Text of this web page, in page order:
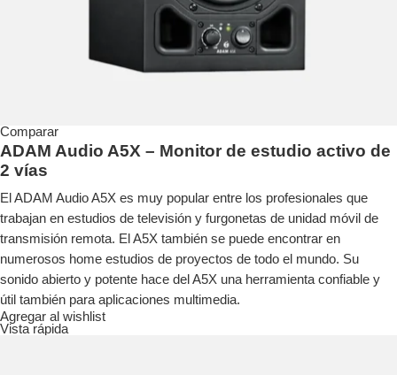
Comparar
ADAM Audio A5X – Monitor de estudio activo de
2 vías
El ADAM Audio A5X es muy popular entre los profesionales que
trabajan en estudios de televisión y furgonetas de unidad móvil de
transmisión remota. El A5X también se puede encontrar en
numerosos home estudios de proyectos de todo el mundo. Su
sonido abierto y potente hace del A5X una herramienta confiable y
útil también para aplicaciones multimedia.
Agregar al wishlist
Vista rápida